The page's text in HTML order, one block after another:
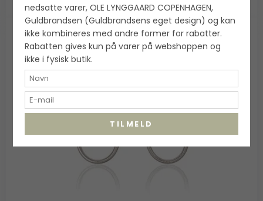
nedsatte varer, OLE LYNGGAARD COPENHAGEN,
Guldbrandsen (Guldbrandsens eget design) og kan
ikke kombineres med andre former for rabatter.
Rabatten gives kun på varer på webshoppen og
ikke i fysisk butik.
TILMELD